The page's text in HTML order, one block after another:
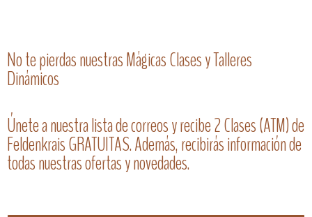
No te pierdas nuestras Mágicas Clases y Talleres
Dinámicos
Únete a nuestra lista de correos y recibe 2 Clases (ATM) de
Feldenkrais GRATUITAS. Además, recibirás información de
todas nuestras ofertas y novedades.